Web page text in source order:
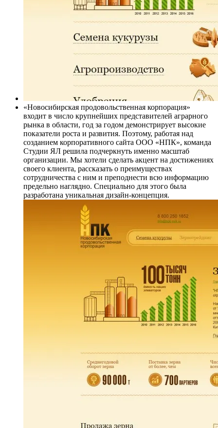
«Новосибирская продовольственная корпорация»
входит в число крупнейших представителей аграрного
рынка в области, год за годом демонстрирует высокие
показатели роста и развития. Поэтому, работая над
созданием корпоративного сайта ООО «НПК», команда
Студии ЯЛ решила подчеркнуть именно масштаб
организации. Мы хотели сделать акцент на достижениях
своего клиента, рассказать о преимуществах
сотрудничества с ним и преподнести всю информацию
предельно наглядно. Специально для этого была
разработана уникальная дизайн-концепция.